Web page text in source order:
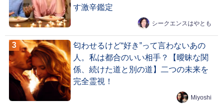
す激辛鑑定
シークエンスはやとも
匂わせるけど“好き”って言わないあの
人。私は都合のいい相手？【曖昧な関
係、続けた道と別の道】二つの未来を
完全霊視！
Miyoshi